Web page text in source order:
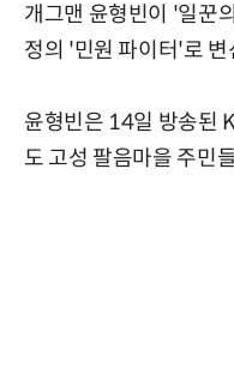
개그맨 윤형빈이 '일꾼
정의 '민원 파이터'로 변
윤형빈은 14일 방송된
도 고성 팔음마을 주민